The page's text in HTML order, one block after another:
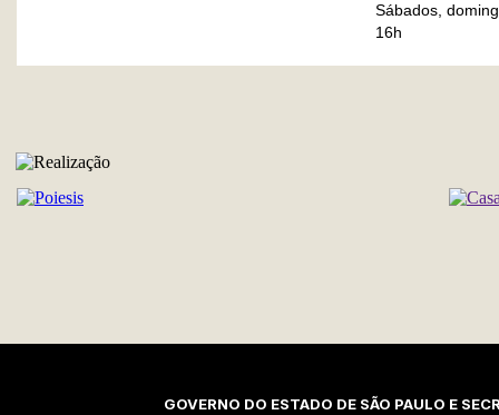
Sábados,
16h
REALIZAÇÃO
GOVERNO DO ESTADO DE SÃO PAULO E